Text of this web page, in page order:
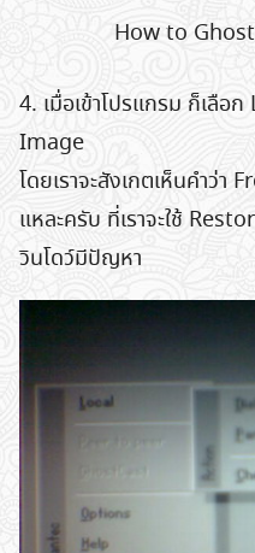
How to
4. เมื่อเข้าโปรแกรม ก็เลื
Image
โดยเราจะสังเกตเห็นคำว่
แหละครับ ที่เราจะใช้
วินโดว์มีปัญหา